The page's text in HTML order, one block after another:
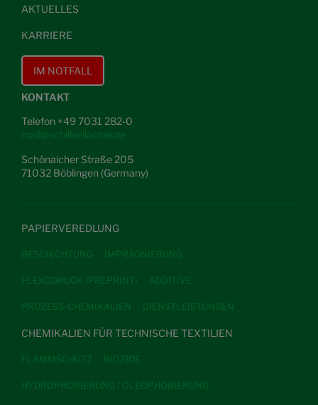
AKTUELLES
KARRIERE
IM NOTFALL
KONTAKT
Telefon +49 7031 282-0
mail@schillseilacher.de
Schönaicher Straße 205
71032 Böblingen (Germany)
PAPIERVEREDLUNG
BESCHICHTUNG IMPRÄGNIERUNG
FLEXODRUCK (PREPRINT) ADDITIVE
PROZESS-CHEMIKALIEN DIENSTLEISTUNGEN
CHEMIKALIEN FÜR TECHNISCHE TEXTILIEN
FLAMMSCHUTZ BIOZIDE
HYDROPHOBIERUNG / OLEOPHOBIERUNG